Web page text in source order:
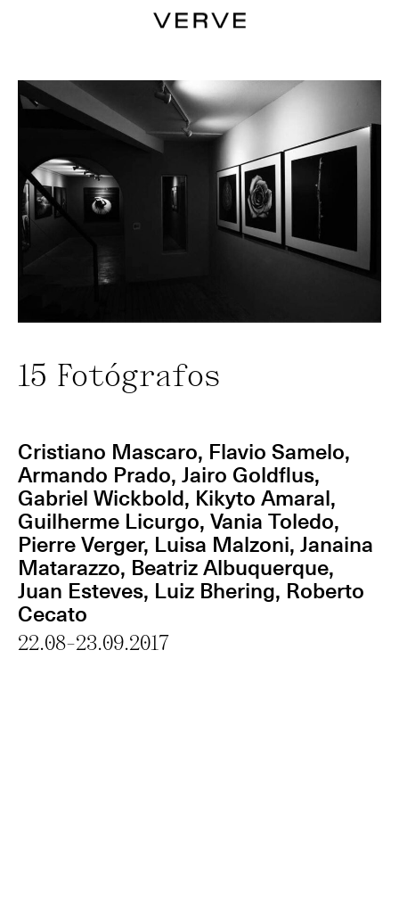
15 Fotógrafos
Cristiano Mascaro, Flavio Samelo,
Armando Prado, Jairo Goldflus,
Gabriel Wickbold, Kikyto Amaral,
Guilherme Licurgo, Vania Toledo,
Pierre Verger, Luisa Malzoni, Janaina
Matarazzo, Beatriz Albuquerque,
Juan Esteves, Luiz Bhering, Roberto
Cecato
22.08-23.09.2017